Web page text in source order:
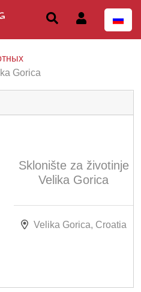
Gorica
Sklonište za životinje
Velika Gorica
Velika Gorica, Croatia